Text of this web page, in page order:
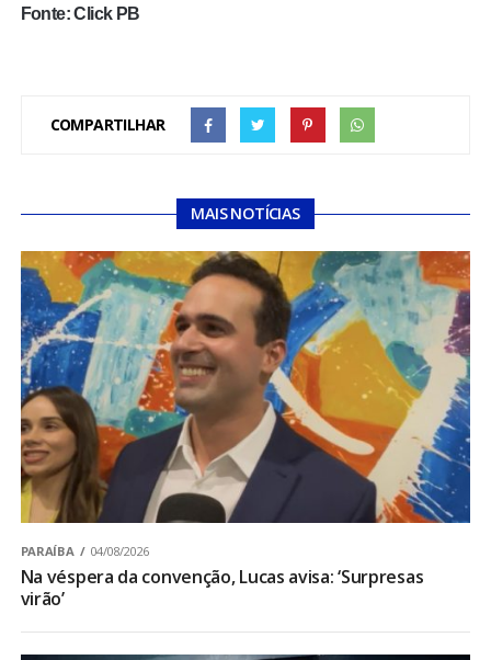
Fonte: Click PB
COMPARTILHAR
MAIS NOTÍCIAS
PARAÍBA 04/08/2026
Na véspera da convenção, Lucas avisa: ‘Surpresas
virão’